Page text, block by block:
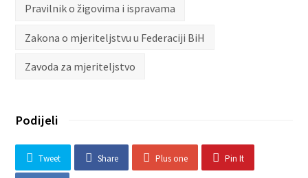
Pravilnik o žigovima i ispravama
Zakona o mjeriteljstvu u Federaciji BiH
Zavoda za mjeriteljstvo
Podijeli
Tweet Share Plus one Pin It